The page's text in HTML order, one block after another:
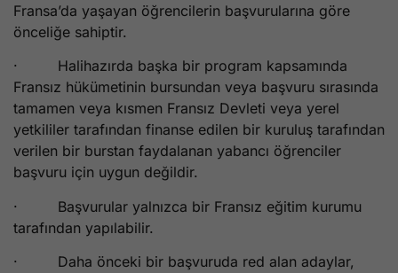
Fransa’da yaşayan öğrencilerin başvurularına göre
önceliğe sahiptir.
· Halihazırda başka bir program kapsamında
Fransız hükümetinin bursundan veya başvuru sırasında
tamamen veya kısmen Fransız Devleti veya yerel
yetkililer tarafından finanse edilen bir kuruluş tarafından
verilen bir burstan faydalanan yabancı öğrenciler
başvuru için uygun değildir.
· Başvurular yalnızca bir Fransız eğitim kurumu
tarafından yapılabilir.
· Daha önceki bir başvuruda red alan adaylar,